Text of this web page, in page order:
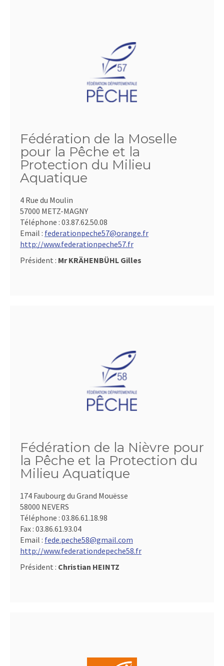
Fédération de la Moselle
pour la Pêche et la
Protection du Milieu
Aquatique
4 Rue du Moulin
57000 METZ-MAGNY
Téléphone : 03.87.62.50.08
Email : federationpeche57@orange.fr
http://www.federationpeche57.fr
Président : Mr KRÄHENBÜHL Gilles
Fédération de la Nièvre pour
la Pêche et la Protection du
Milieu Aquatique
174 Faubourg du Grand Mouësse
58000 NEVERS
Téléphone : 03.86.61.18.98
Fax : 03.86.61.93.04
Email : fede.peche58@gmail.com
http://www.federationdepeche58.fr
Président : Christian HEINTZ